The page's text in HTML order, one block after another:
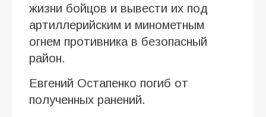
жизни бойцов и вывести их под
артиллерийским и минометным
огнем противника в безопасный
район.
Евгений Остапенко погиб от
полученных ранений.